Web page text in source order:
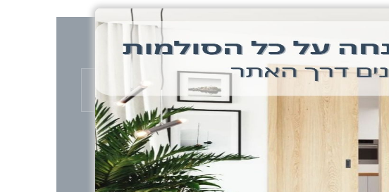
דגם
דגם צור 5 בטון
לבנייה בצורת גרם מדרגות אחד ארוך וגרם מדרגות שני קצר
לאורכו של הקיר עליו הוא נבנה.